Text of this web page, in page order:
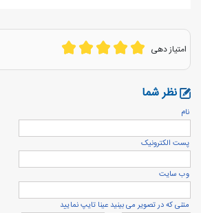
امتیاز دهی
نظر شما
نام
پست الكترونيک
وب سایت
متنی که در تصویر می بینید عینا تایپ نمایید